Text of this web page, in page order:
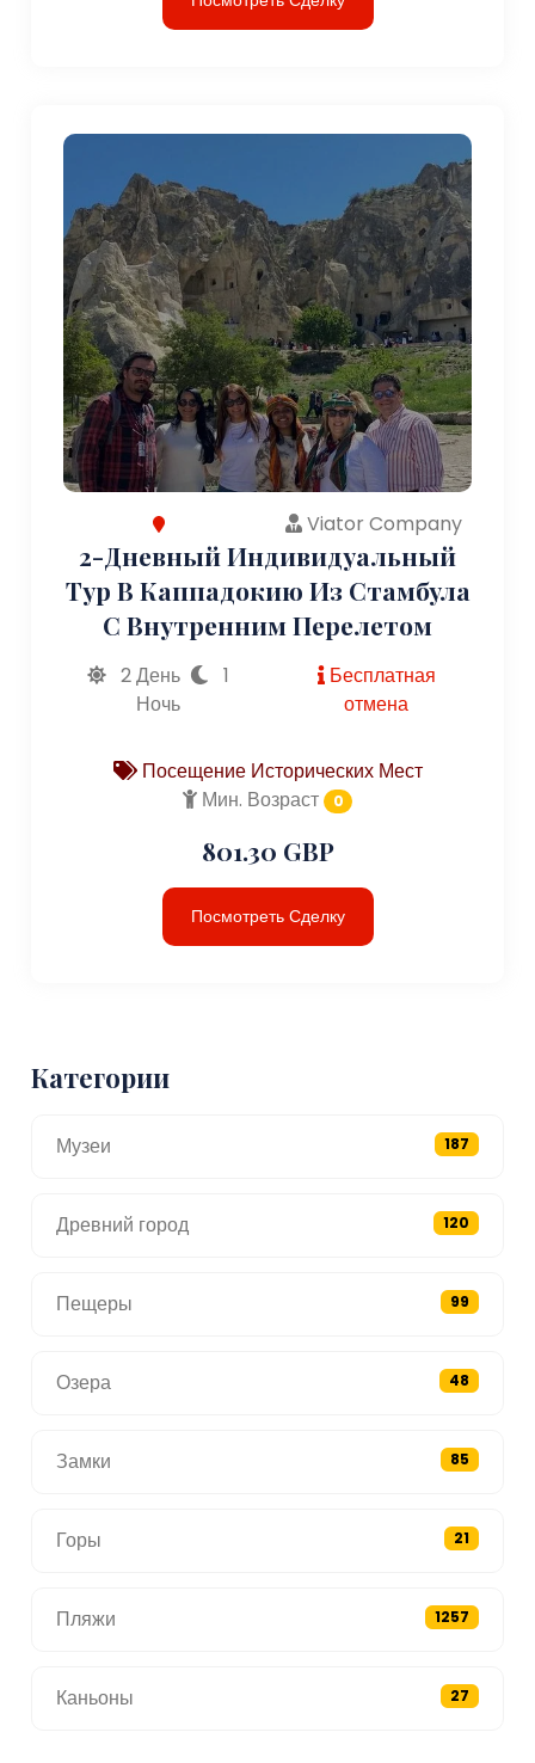
Viator Company
2-Дневный Индивидуальный
Тур В Каппадокию Из Стамбула
С Внутренним Перелетом
2 День
1
Ночь
Бесплатная
отмена
Посещение Исторических Мест
Мин. Возраст
0
801.30 GBP
Посмотреть Сделку
Категории
Музеи 187
Древний город 120
Пещеры 99
Озера 48
Замки 85
Горы 21
Пляжи 1257
Каньоны 27